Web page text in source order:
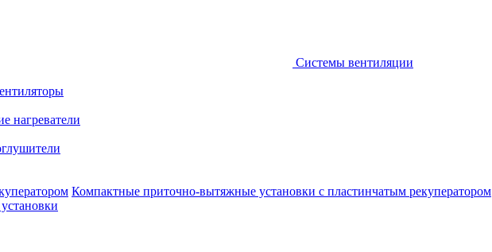
Системы вентиляции
нагреватели
Компактные приточно-вытяжные установки с пластинчатым рекуператором